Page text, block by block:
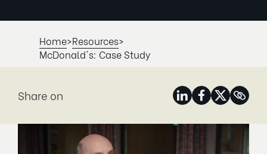
Home>Resources>
McDonald's: Case Study
Share on